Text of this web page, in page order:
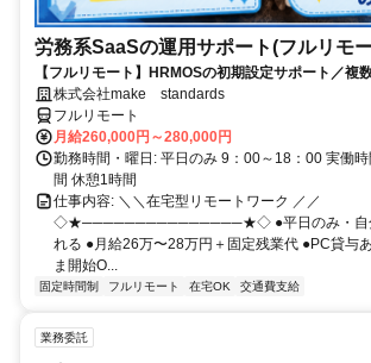
労務系SaaSの運用サポート(フルリモ
【フルリモート】HRMOSの初期設定サポート／複
時進行／業務経験無しでもOK
株式会社make standards
フルリモート
月給260,000円～280,000円
勤務時間・曜日: 平日のみ 9：00～18：00 実働
間 休憩1時間
仕事内容: ＼＼在宅型リモートワーク ／／
◇★───────────────★◇ ●平日のみ・自分
れる ●月給26万〜28万円＋固定残業代 ●PC貸与
ま開始O...
固定時間制 フルリモート 在宅OK 交通費支給
業務委託